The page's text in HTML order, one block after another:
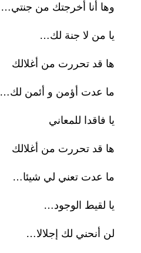
وها أنا أخرجتك من جنتي…
يا من لا جنة لك…
ها قد تحررت من أغلالك
ما عدت أؤمن و أئمن لك…
يا فاقدا للمعاني
ها قد تحررت من أغلالك
ما عدت تعني لي شيئا…
يا لقيط الوجود…
لن أنحني لك إجلالا…